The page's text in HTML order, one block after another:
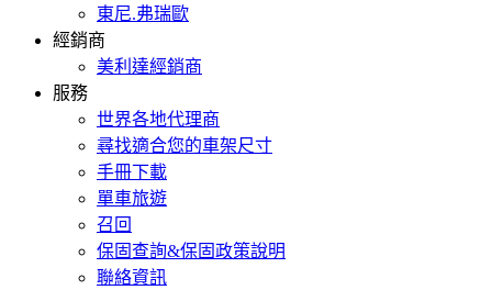
東尼.弗瑞歐
經銷商
美利達經銷商
服務
世界各地代理商
尋找適合您的車架尺寸
手冊下載
單車旅遊
召回
保固查詢&保固政策說明
聯絡資訊